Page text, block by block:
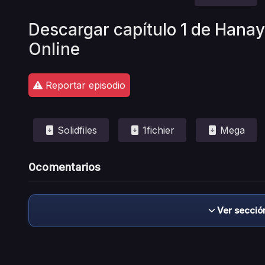
Descargar capítulo 1 de
Online
Reportar episodio
Solidfiles 1fichier Mega
0comentarios
Ver